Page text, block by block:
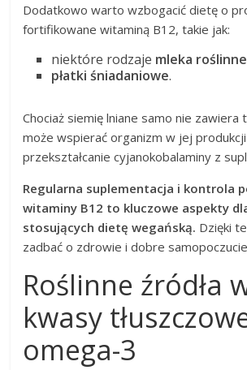
Dodatkowo warto wzbogacić dietę o
fortifikowane witaminą B12, takie jak:
niektóre rodzaje mleka
płatki śniadaniowe.
Chociaż siemię lniane samo nie zawiera
może wspierać organizm w jej
przekształcanie cyjanokobalaminy z
Regularna suplementacja i kontrola
witaminy B12 to kluczowe aspekty
stosujących dietę wegańską. Dzięki
zadbać o zdrowie i dobre
Roślinne źródła
kwasy
omega-3